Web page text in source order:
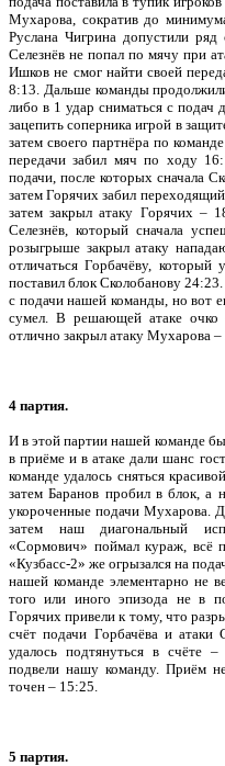
Мухарова, сократив до
Руслана Чигрина допустили
Селезнёв не попал по мячу при
Ишков не смог найти своей
8:13. Дальше команды
либо в 1 удар сниматься с подач
зацепить соперника игрой в
затем своего партнёра по
передачи забил мяч по ходу
подачи, после которых сначала
затем Горячих забил
затем закрыл атаку Горячих –
Селезнёв, который сначала
розыгрыше закрыл атаку
отличаться Горбачёву,
поставил блок Сколобанову
с подачи нашей команды, но вот
сумел. В решающей атаке очко
отлично закрыл атаку Мухарова
4 партия.
И в этой партии нашей команде
в приёме и в атаке дали шанс
команде удалось сняться
затем Баранов пробил в блок, а
укороченные подачи Мухарова.
затем наш диагональный
«Сормович» поймал кураж, всё
«Кузбасс-2» же огрызался на
нашей команде элементарно не
того или иного эпизода не в
Горячих привели к тому, что
счёт подачи Горбачёва и атаки
удалось подтянуться в счёте
подвели нашу команду. Приём
точен – 15:25.
5 партия.